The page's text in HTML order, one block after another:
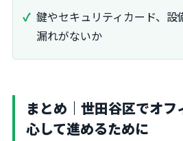
鍵やセキュリティカード、設
漏れがないか
まとめ｜世田谷区でオ
心して進めるために